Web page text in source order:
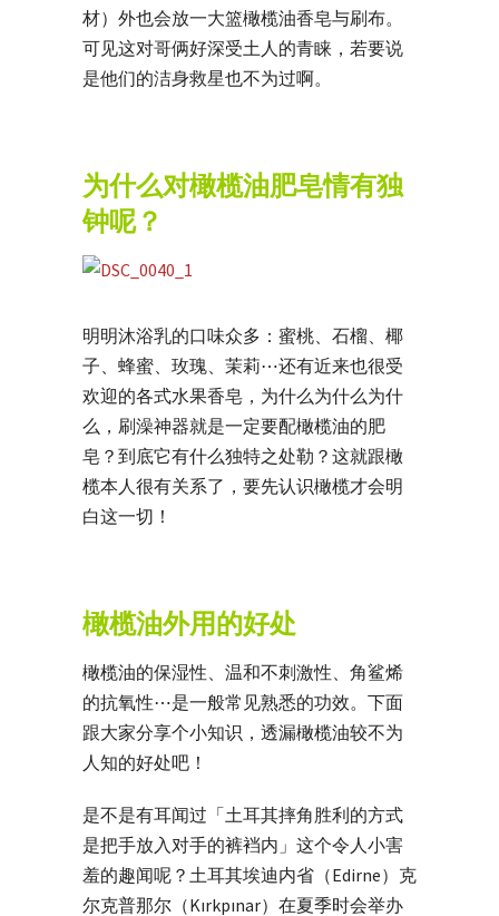
材）外也会放一大篮橄榄油香皂与刷布。
可见这对哥俩好深受土人的青睐，若要说
是他们的洁身救星也不为过啊。
为什么对橄榄油肥皂情有独
钟呢？
明明沐浴乳的口味众多：蜜桃、石榴、椰
子、蜂蜜、玫瑰、茉莉⋯还有近来也很受
欢迎的各式水果香皂，为什么为什么为什
么，刷澡神器就是一定要配橄榄油的肥
皂？到底它有什么独特之处勒？这就跟橄
榄本人很有关系了，要先认识橄榄才会明
白这一切！
橄榄油外用的好处
橄榄油的保湿性、温和不刺激性、角鲨烯
的抗氧性⋯是一般常见熟悉的功效。下面
跟大家分享个小知识，透漏橄榄油较不为
人知的好处吧！
是不是有耳闻过「土耳其摔角胜利的方式
是把手放入对手的裤裆内」这个令人小害
羞的趣闻呢？土耳其埃迪内省（Edirne）克
尔克普那尔（Kırkpınar） 在夏季时会举办